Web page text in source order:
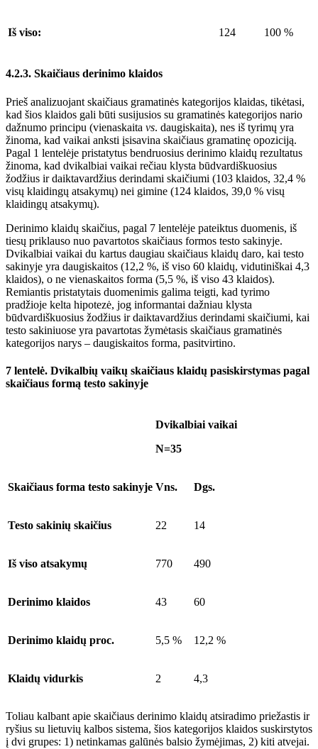
Iš viso: 124 100 %
4.2.3. Skaičiaus derinimo klaidos
Prieš analizuojant skaičiaus gramatinės kategorijos klaidas, tikėtasi,
kad šios klaidos gali būti susijusios su gramatinės kategorijos nario
dažnumo principu (vienaskaita vs. daugiskaita), nes iš tyrimų yra
žinoma, kad vaikai anksti įsisavina skaičiaus gramatinę opoziciją.
Pagal 1 lentelėje pristatytus bendruosius derinimo klaidų rezultatus
žinoma, kad dvikalbiai vaikai rečiau klysta būdvardiškuosius
žodžius ir daiktavardžius derindami skaičiumi (103 klaidos, 32,4 %
visų klaidingų atsakymų) nei gimine (124 klaidos, 39,0 % visų
klaidingų atsakymų).
Derinimo klaidų skaičius, pagal 7 lentelėje pateiktus duomenis, iš
tiesų priklauso nuo pavartotos skaičiaus formos testo sakinyje.
Dvikalbiai vaikai du kartus daugiau skaičiaus klaidų daro, kai testo
sakinyje yra daugiskaitos (12,2 %, iš viso 60 klaidų, vidutiniškai 4,3
klaidos), o ne vienaskaitos forma (5,5 %, iš viso 43 klaidos).
Remiantis pristatytais duomenimis galima teigti, kad tyrimo
pradžioje kelta hipotezė, jog informantai dažniau klysta
būdvardiškuosius žodžius ir daiktavardžius derindami skaičiumi, kai
testo sakiniuose yra pavartotas žymėtasis skaičiaus gramatinės
kategorijos narys – daugiskaitos forma, pasitvirtino.
7 lentelė. Dvikalbių vaikų skaičiaus klaidų pasiskirstymas pagal
skaičiaus formą testo sakinyje
Dvikalbiai vaikai
N=35
Skaičiaus forma testo sakinyje Vns. Dgs.
Testo sakinių skaičius 22 14
Iš viso atsakymų 770 490
Derinimo klaidos 43 60
Derinimo klaidų proc. 5,5 % 12,2 %
Klaidų vidurkis 2 4,3
Toliau kalbant apie skaičiaus derinimo klaidų atsiradimo priežastis ir
ryšius su lietuvių kalbos sistema, šios kategorijos klaidos suskirstytos
į dvi grupes: 1) netinkamas galūnės balsio žymėjimas, 2) kiti atvejai.